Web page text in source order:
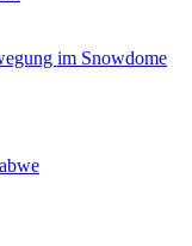
im Snowdome